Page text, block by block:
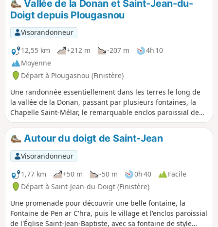
Vallée de la Donan et Saint-Jean-du-
Doigt depuis Plougasnou
Visorandonneur
12,55 km
+212 m -207 m
4h 10
Moyenne
Départ à Plougasnou (Finistère)
Une randonnée essentiellement dans les terres le long de
la vallée de la Donan, passant par plusieurs fontaines, la
Chapelle Saint-Mélar, le remarquable enclos paroissial de
Saint-Jean-du-Doigt, des oratoires. En fin de parcours, un
aller-retour sur le sentier côtier permet une vue sur le
large. Le point de départ, près de la plage, permet de
profiter de celle-ci en fin de randonnée.
Autour du doigt de Saint-Jean
Visorandonneur
1,77 km
+50 m -50 m 0h 40
Facile
Départ à Saint-Jean-du-Doigt (Finistère)
Une promenade pour découvrir une belle fontaine, la
Fontaine de Pen ar C'hra, puis le village et l'enclos paroissial
de l'Église Saint-Jean-Baptiste, avec sa fontaine de style